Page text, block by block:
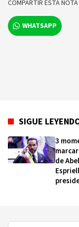
COMPARTIR ESTA NOTA
WHATSAPP
SIGUE
3
de